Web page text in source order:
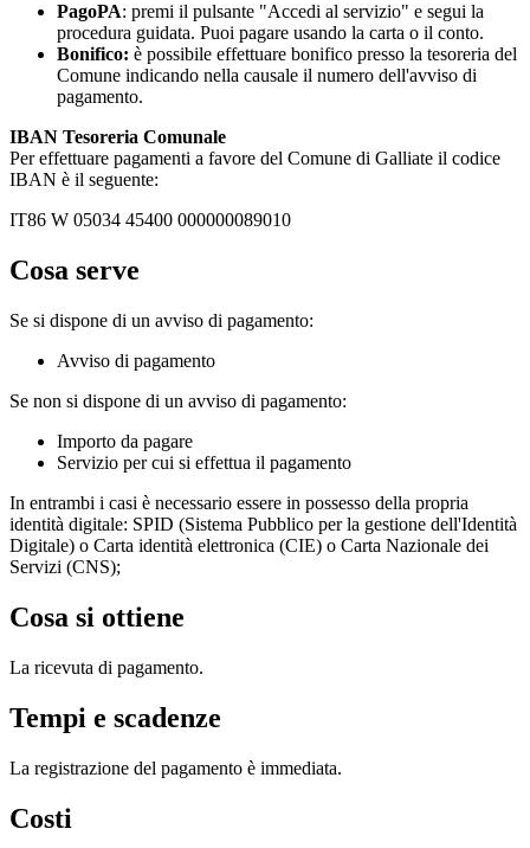
PagoPA: premi il pulsante "Accedi al servizio" e segui la
procedura guidata. Puoi pagare usando la carta o il conto.
Bonifico: è possibile effettuare bonifico presso la tesoreria del
Comune indicando nella causale il numero dell'avviso di
pagamento.
IBAN Tesoreria Comunale
Per effettuare pagamenti a favore del Comune di Galliate il codice
IBAN è il seguente:
IT86 W 05034 45400 000000089010
Cosa serve
Se si dispone di un avviso di pagamento:
Avviso di pagamento
Se non si dispone di un avviso di pagamento:
Importo da pagare
Servizio per cui si effettua il pagamento
In entrambi i casi è necessario essere in possesso della propria
identità digitale: SPID (Sistema Pubblico per la gestione dell'Identità
Digitale) o Carta identità elettronica (CIE) o Carta Nazionale dei
Servizi (CNS);
Cosa si ottiene
La ricevuta di pagamento.
Tempi e scadenze
La registrazione del pagamento è immediata.
Costi